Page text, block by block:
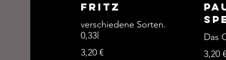
Fritz
verschiedene Sorten.
0,33l
3,20 €
Das
3,20 €